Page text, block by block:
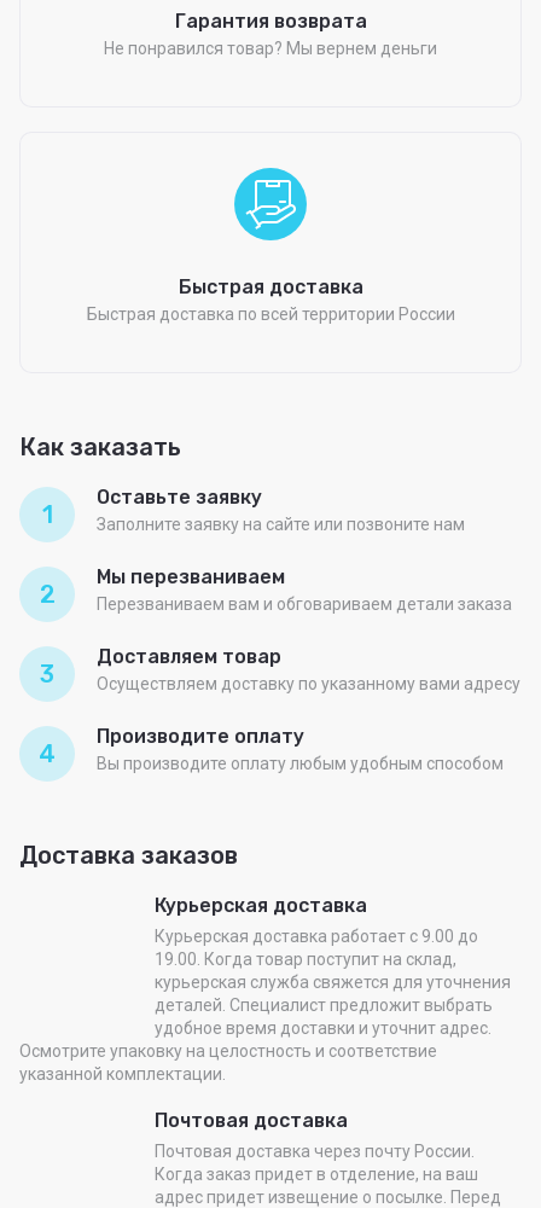
Гарантия возврата
Не понравился товар? Мы вернем деньги
Быстрая доставка
Быстрая доставка по всей территории России
Как заказать
1
Оставьте заявку
Заполните заявку на сайте или позвоните нам
2
Мы перезваниваем
Перезваниваем вам и обговариваем детали заказа
3
Доставляем товар
Осуществляем доставку по указанному вами адресу
4
Производите оплату
Вы производите оплату любым удобным способом
Доставка заказов
Курьерская доставка
Курьерская доставка работает с 9.00 до
19.00. Когда товар поступит на склад,
курьерская служба свяжется для уточнения
деталей. Специалист предложит выбрать
удобное время доставки и уточнит адрес.
Осмотрите упаковку на целостность и соответствие
указанной комплектации.
Почтовая доставка
Почтовая доставка через почту России.
Когда заказ придет в отделение, на ваш
адрес придет извещение о посылке. Перед